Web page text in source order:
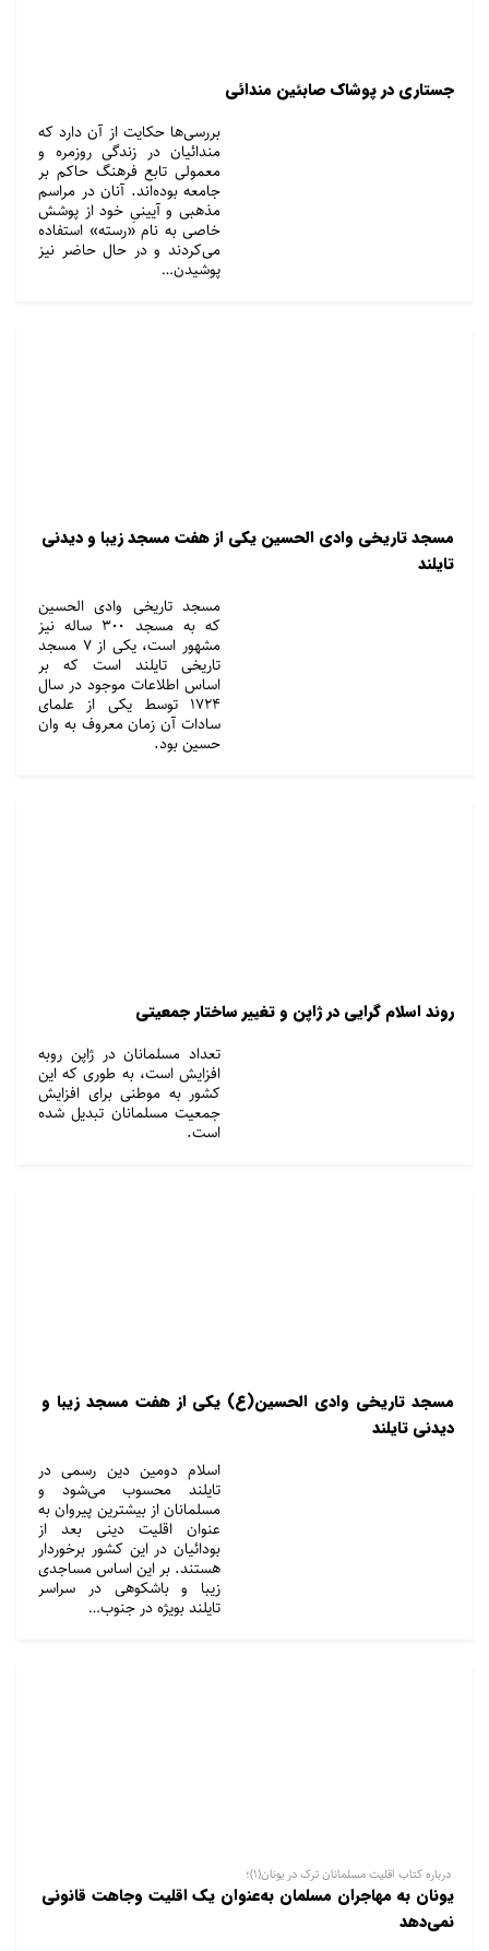
جستاری در پوشاک صابئین مندائی
بررسی‌ها حکایت‌ از آن دارد که
مندائیان در زندگی روزمره و
معمولی تابع فرهنگ حاکم بر
جامعه بوده‌اند. آنان در مراسم
مذهبی و آیینیِ خود از پوشش
خاصی به نام «رسته» استفاده
می‌کردند و در حال حاضر نیز
پوشیدن…
مسجد تاریخی وادی الحسین یکی از هفت مسجد زیبا و دیدنی
تایلند
مسجد تاریخی وادی الحسین
که به مسجد ۳۰۰ ساله نیز
مشهور است، یکی از ۷ مسجد
تاریخی تایلند است که بر
اساس اطلاعات موجود در سال
۱۷۲۴ توسط یکی از علمای
سادات آن زمان معروف به وان
حسین بود.
روند اسلام گرایی در ژاپن و تغییر ساختار جمعیتی
تعداد مسلمانان در ژاپن روبه
افزایش است، به طوری که این
کشور به موطنی برای افزایش
جمعیت مسلمانان تبدیل شده
است.
مسجد تاریخی وادی الحسین(ع) یکی از هفت مسجد زیبا و
دیدنی تایلند
اسلام دومین دین رسمی در
تایلند محسوب می‌شود و
مسلمانان از بیشترین پیروان به
عنوان اقلیت دینی بعد از
بودائیان در این کشور برخوردار
هستند. بر این اساس مساجدی
زیبا و باشکوهی در سراسر
تایلند بویژه در جنوب…
درباره کتاب اقلیت مسلمانان ترک در یونان(1)؛
یونان به مهاجران مسلمان به‌عنوان یک اقلیت وجاهت قانونی
نمی‌دهد